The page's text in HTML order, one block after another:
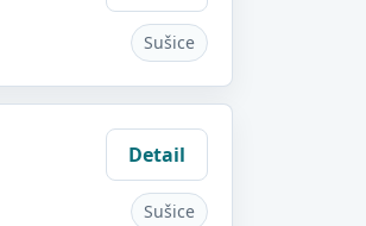
Sušice
Detail
Sušice